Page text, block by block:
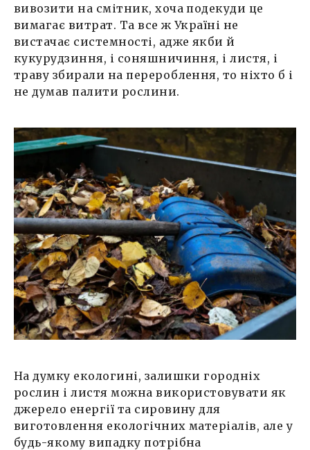
вивозити на смітник, хоча подекуди це
вимагає витрат. Та все ж Україні не
вистачає системності, адже якби й
кукурудзиння, і соняшничиння, і листя, і
траву збирали на перероблення, то ніхто б і
не думав палити рослини.
На думку екологині, залишки городніх
рослин і листя можна використовувати як
джерело енергії та сировину для
виготовлення екологічних матеріалів, але у
будь-якому випадку потрібна